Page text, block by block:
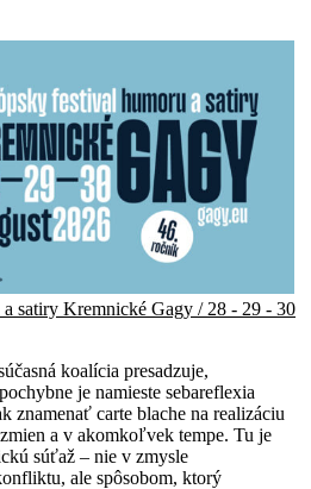
koalícia presadzuje,
je namieste sebareflexia
znamenať carte blache na realizáciu
a v akomkoľvek tempe. Tu je
súťaž – nie v zmysle
ale spôsobom, ktorý